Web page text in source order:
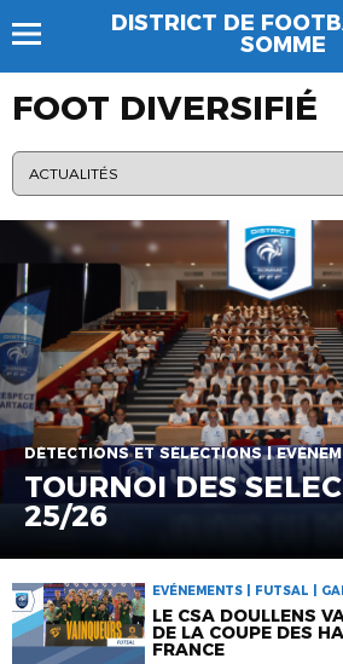
DISTRICT DE
SOMME
FOOT DIVERSIFIÉ
TOURNOI DES
25/26
EVÉNEMENTS | FUTSAL |
INFORMATIONS
LE CSA DOULLENS
DE LA COUPE DES
FRANCE